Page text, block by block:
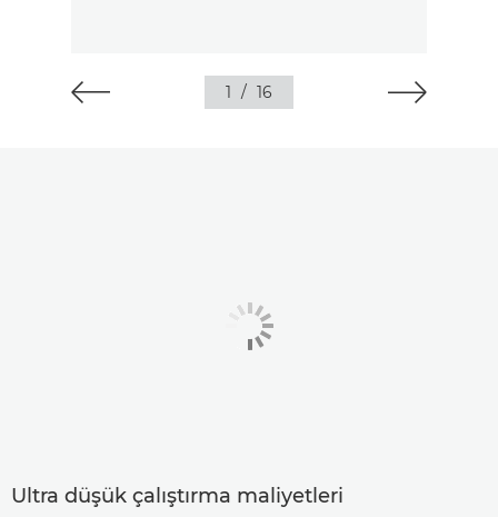
1 / 16
Ultra düşük çalıştırma maliyetleri